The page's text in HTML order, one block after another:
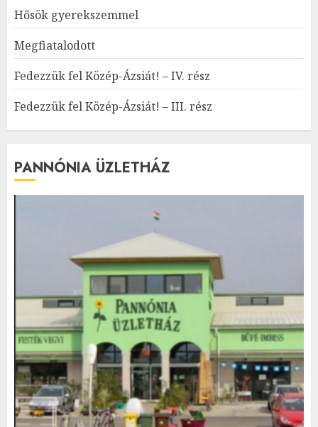
Hősök gyerekszemmel
Megfiatalodott
Fedezzük fel Közép-Ázsiát! – IV. rész
Fedezzük fel Közép-Ázsiát! – III. rész
PANNÓNIA ÜZLETHÁZ